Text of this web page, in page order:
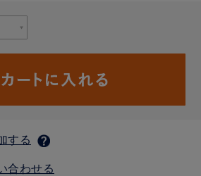
する
合わせる